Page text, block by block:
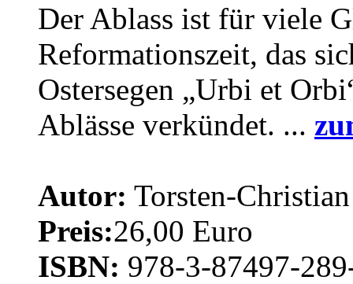
Der Ablass ist für viele
Reformationszeit, das
Ostersegen „Urbi et
Ablässe verkündet. ...
Autor: Torsten-
Preis:26,00 Euro
ISBN: 978-3-87497-